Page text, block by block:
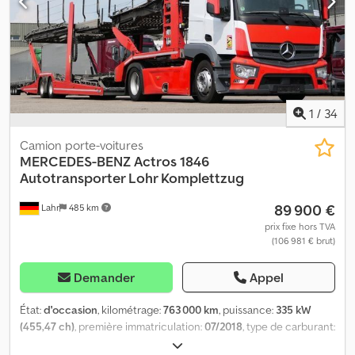
19 % de TVA Pour toute autre question, vous pouvez nous
contacter aux numéros suivants : Nous parlons : allemand, anglais,
français, polonais et… ? Erreurs de frappe, erreurs et vente
préalable réservées.
1 / 34
Lahr 485 km
Camion porte-voitures
MERCEDES-BENZActros 1846
Autotransporter Lohr Komplettzug
89 900 €
prix fixe hors TVA
(106 981 € brut)
Demander Appel
État:d'occasion, kilométrage:763 000 km, puissance: 335 kW
(455,47 ch), première immatriculation:07/2018, type de carburant:
, freins: